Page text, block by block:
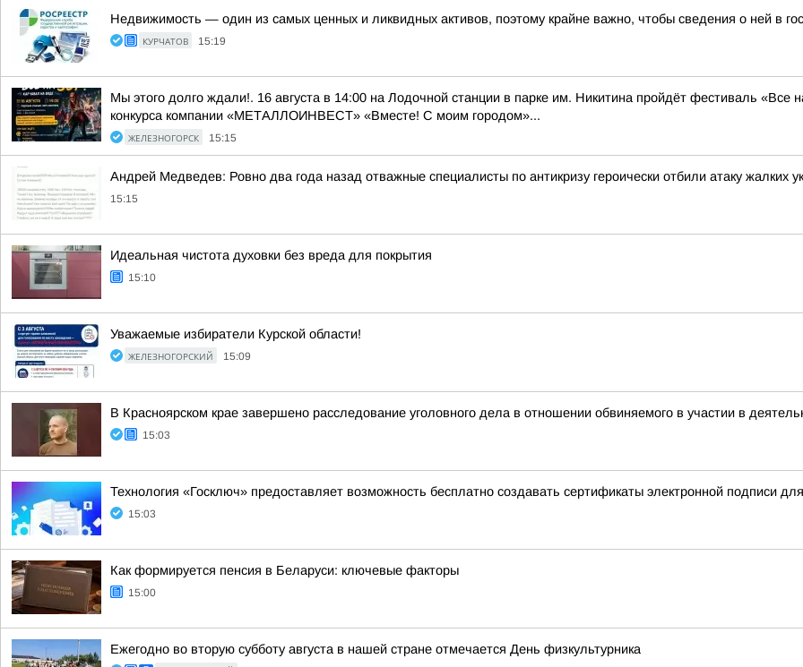
Недвижимость — один из самых ценных и ликвидных активов, поэтому крайне важно, чтобы сведения о ней в
КУРЧАТОВ 15:19
Мы этого долго ждали!. 16 августа в 14:00 на Лодочной станции в парке им. Никитина пройдёт фестиваль «Все
конкурса компании «МЕТАЛЛОИНВЕСТ» «Вместе! С моим городом»...
ЖЕЛЕЗНОГОРСК 15:15
Андрей Медведев: Ровно два года назад отважные специалисты по антикризу героически отбили атаку жалких
15:15
Идеальная чистота духовки без вреда для покрытия
15:10
Уважаемые избиратели Курской области!
ЖЕЛЕЗНОГОРСКИЙ 15:09
В Красноярском крае завершено расследование уголовного дела в отношении обвиняемого в участии в
15:03
Технология «Госключ» предоставляет возможность бесплатно создавать сертификаты электронной подписи
15:03
Как формируется пенсия в Беларуси: ключевые факторы
15:00
Ежегодно во вторую субботу августа в нашей стране отмечается День физкультурника